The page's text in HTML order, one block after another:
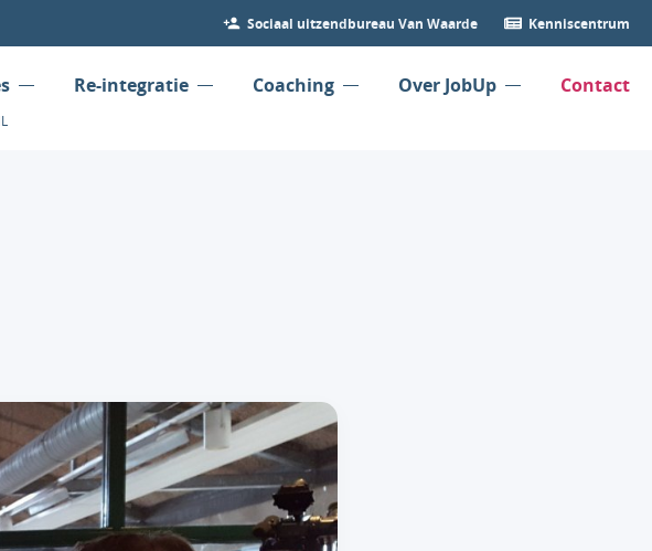
Sociaal uitzendbureau Van Waarde Kenniscentrum
Re-integratie Coaching Over JobUp Contact